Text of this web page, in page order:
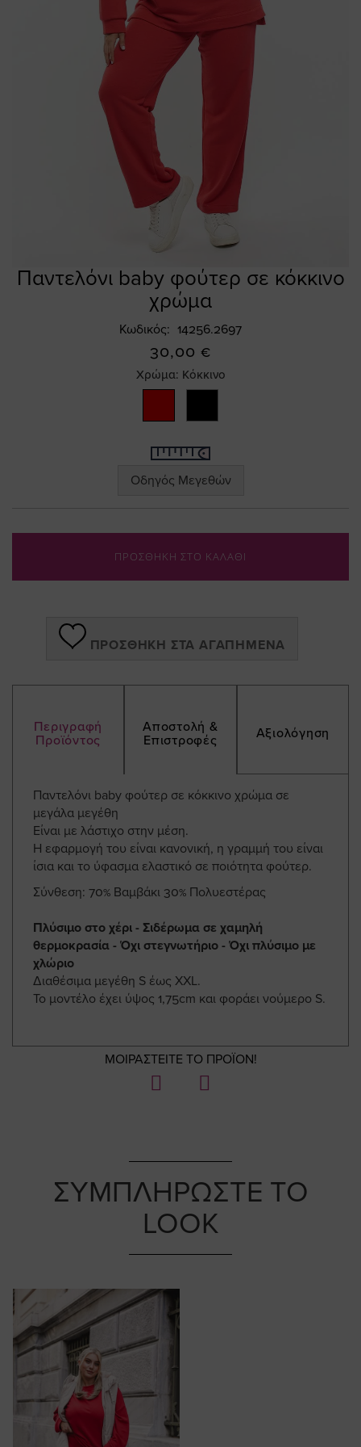
Παντελόνι baby φούτερ σε κόκκινο
χρώμα
Κωδικός 14256.2697
30,00 €
Χρώμα: Κόκκινο
Οδηγός Μεγεθών
ΠΡΟΣΘΗΚΗ ΣΤΟ ΚΑΛΑΘΙ
ΠΡΟΣΘΉΚΗ ΣΤΑ ΑΓΑΠΗΜΈΝΑ
Περιγραφή
Προϊόντος
Αποστολή &
Επιστροφές
Αξιολόγηση
Παντελόνι baby φούτερ σε κόκκινο χρώμα σε
μεγάλα μεγέθη
Είναι με λάστιχο στην μέση.
Η εφαρμογή του είναι κανονική, η γραμμή του είναι
ίσια και το ύφασμα ελαστικό σε ποιότητα φούτερ.
Σύνθεση: 70% Βαμβάκι 30% Πολυεστέρας
Πλύσιμο στο χέρι - Σιδέρωμα σε χαμηλή
θερμοκρασία - Όχι στεγνωτήριο - Όχι πλύσιμο με
χλώριο
Διαθέσιμα μεγέθη S έως ΧXL.
Το μοντέλο έχει ύψος 1,75cm και φοράει νούμερο S.
ΜΟΙΡΑΣΤΕΙΤΕ ΤΟ ΠΡΟΪΟΝ!
Skip
ΣΥΜΠΛΗΡΩΣΤΕ ΤΟ
LOOK